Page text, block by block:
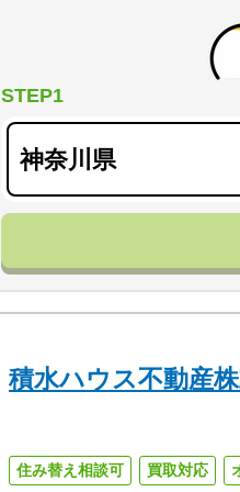
STEP1
積水ハウス不動産
住み替え相談可 買取対応